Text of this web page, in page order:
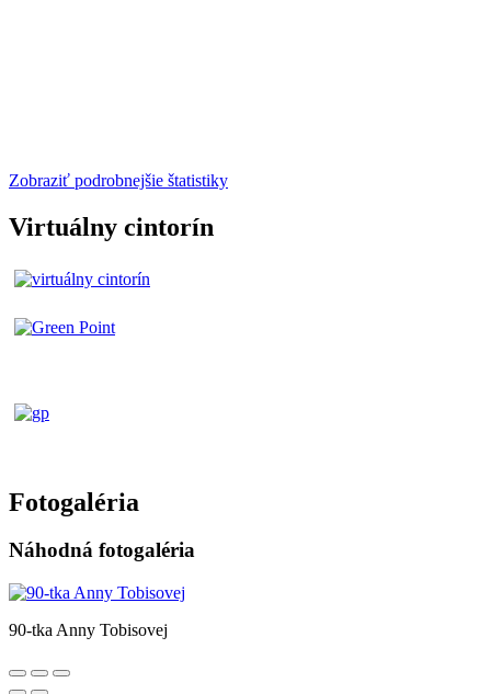
Zobraziť podrobnejšie štatistiky
Virtuálny cintorín
Fotogaléria
Náhodná fotogaléria
90-tka Anny Tobisovej